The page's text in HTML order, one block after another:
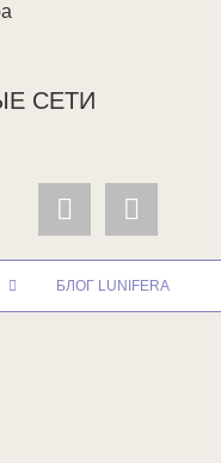
СЕТИ
БЛОГ LUNIFERA